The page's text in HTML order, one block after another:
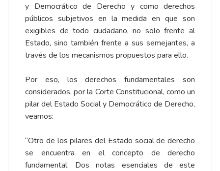
y Democrático de Derecho y como derechos
públicos subjetivos en la medida en que son
exigibles de todo ciudadano, no solo frente al
Estado, sino también frente a sus semejantes, a
través de los mecanismos propuestos para ello.
Por eso, los derechos fundamentales son
considerados, por la Corte Constitucional, como un
pilar del Estado Social y Democrático de Derecho,
veamos:
“Otro de los pilares del Estado social de derecho
se encuentra en el concepto de derecho
fundamental. Dos notas esenciales de este